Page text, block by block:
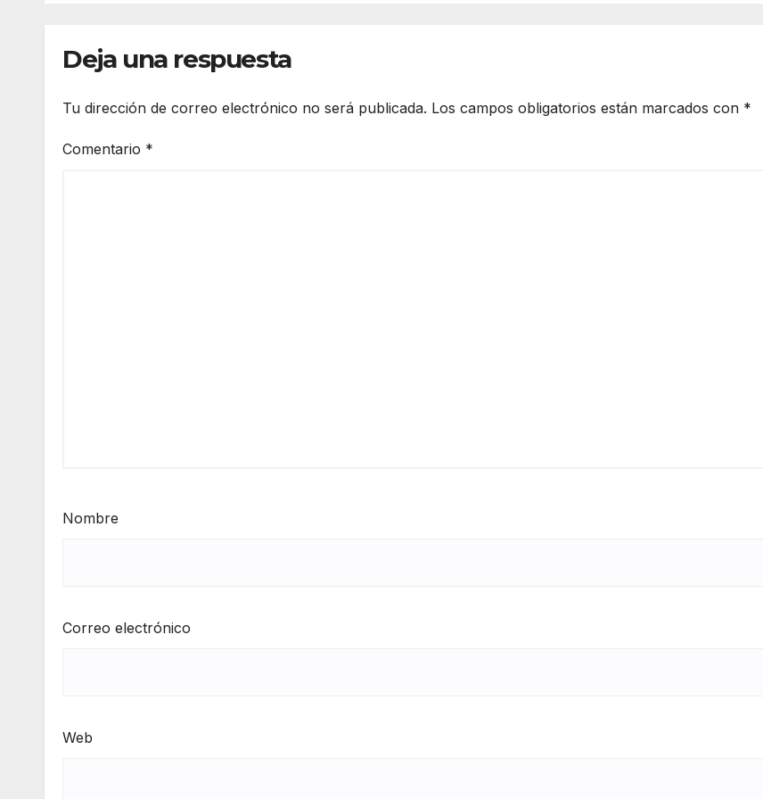
Deja una respuesta
Tu dirección de correo electrónico no será publicada. Los campos obligatorios están marcados con *
Comentario *
Nombre
Correo electrónico
Web